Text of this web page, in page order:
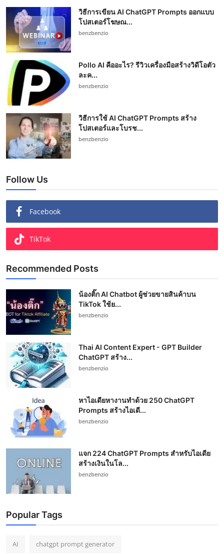
วิธีการเขียน AI ChatGPT Prompts ออกแบบ
โปสเตอร์โฆษณ...
benzbenzio
Pollo AI คืออะไร? รีวิวเครื่องมือสร้างวิดีโอตัว
ละค...
benzbenzio
วิธีการใช้ AI ChatGPT Prompts สร้าง
โปสเตอร์และโบรช...
benzbenzio
Follow Us
Facebook
TikTok
Recommended Posts
น้องติ๊ก AI Chatbot ผู้ช่วยขายสินค้าบน
TikTok ใช้ย...
benzbenzio
Thai AI Content Expert - GPT Builder
ChatGPT สร้าง...
benzbenzio
หาไอเดียหางานทำด้วย 250 ChatGPT
Prompts สร้างไอเดี...
benzbenzio
แจก 224 ChatGPT Prompts สำหรับไอเดีย
สร้างเงินในโล...
benzbenzio
Popular Tags
AI chatgpt prompt generator